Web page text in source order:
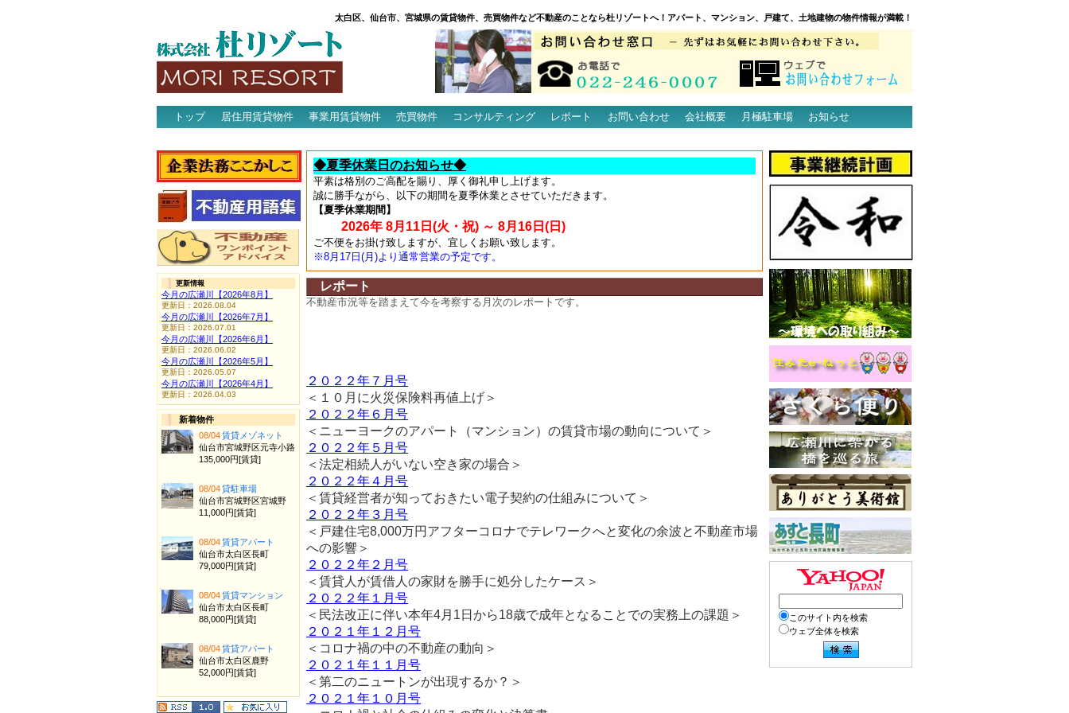
太白区、仙台市、宮城県の賃貸物件、売買物件など不動産のことなら杜リゾートへ！アパート、マンション、戸建て、土地建物の物件情報が満載！
トップ 居住用賃貸物件 事業用賃貸物件 売買物件 コンサルティング レポート お問い合わせ 会社概要 月極駐車場
お知らせ
◆夏季休業日のお知らせ◆
平素は格別のご高配を賜り、厚く御礼申し上げます。
誠に勝手ながら、以下の期間を夏季休業とさせていただきます。
【夏季休業期間】
2026年 8月11日(火・祝) ～ 8月16日(日)
ご不便をお掛け致しますが、宜しくお願い致します。
※8月17日(月)より通常営業の予定です。
レポート
不動産市況等を踏まえて今を考察する月次のレポートです。
２０２２年７月号
＜１０月に火災保険料再値上げ＞
２０２２年６月号
＜ニューヨークのアパート（マンション）の賃貸市場の動向について＞
２０２２年５月号
＜法定相続人がいない空き家の場合＞
２０２２年４月号
＜賃貸経営者が知っておきたい電子契約の仕組みについて＞
２０２２年３月号
＜戸建住宅8,000万円アフターコロナでテレワークへと変化の余波と不動産市場
への影響＞
２０２２年２月号
＜賃貸人が賃借人の家財を勝手に処分したケース＞
２０２２年１月号
＜民法改正に伴い本年4月1日から18歳で成年となることでの実務上の課題＞
２０２１年１２月号
＜コロナ禍の中の不動産の動向＞
２０２１年１１月号
＜第二のニュートンが出現するか？＞
２０２１年１０月号
更新情報
今月の広瀬川【2026年8月】
更新日：2026.08.04
今月の広瀬川【2026年7月】
更新日：2026.07.01
今月の広瀬川【2026年6月】
更新日：2026.06.02
今月の広瀬川【2026年5月】
更新日：2026.05.07
今月の広瀬川【2026年4月】
更新日：2026.04.03
新着物件
08/04賃貸メゾネット
仙台市宮城野区元寺小路
135,000円[賃貸]
08/04貸駐車場
仙台市宮城野区宮城野
11,000円[賃貸]
08/04賃貸アパート
仙台市太白区長町
79,000円[賃貸]
08/04賃貸マンション
仙台市太白区長町
88,000円[賃貸]
08/04賃貸アパート
仙台市太白区鹿野
52,000円[賃貸]
このサイト内を検索
ウェブ全体を検索